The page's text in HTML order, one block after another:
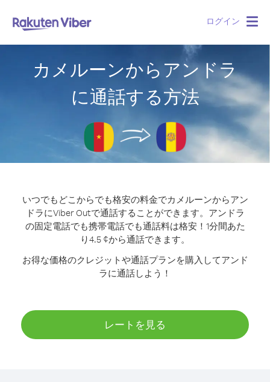
ログイン
カメルーンからアンドラ
に通話する方法
いつでもどこからでも格安の料金でカメルーンからアン
ドラにViber Outで通話することができます。 アンドラ
の固定電話でも携帯電話でも通話料は格安！1分間あた
り4.5 ¢から通話できます。
お得な価格のクレジットや通話プランを購入してアンド
ラに通話しよう！
レートを見る